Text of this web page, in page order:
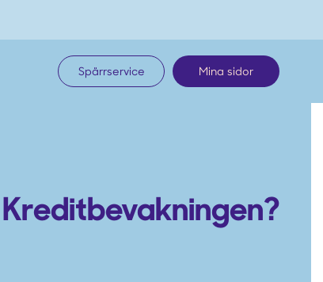
Spärrservice Mina sidor